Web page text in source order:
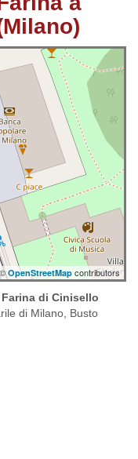
OpenStreetMap contributors
di Cinisello
di Milano, Busto